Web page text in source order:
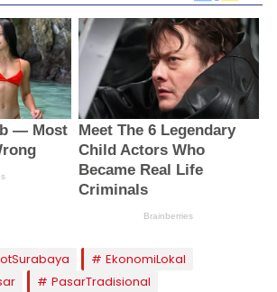
EkonomiLokal
PasarTradisional